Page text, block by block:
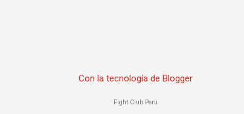
a los 2m42s del Round 2 Greg Hardy venció a Yorgan de
knockout técnico (interrupción médica) a los 3m37s del
Con la tecnología de Blogger
Fight Club Perú